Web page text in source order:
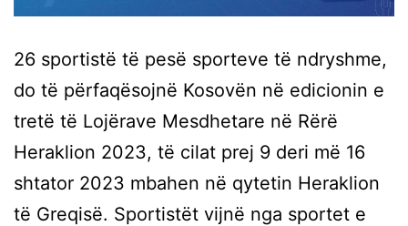
26 sportistë të pesë sporteve të ndryshme,
do të përfaqësojnë Kosovën në edicionin e
tretë të Lojërave Mesdhetare në Rërë
Heraklion 2023, të cilat prej 9 deri më 16
shtator 2023 mbahen në qytetin Heraklion
të Greqisë. Sportistët vijnë nga sportet e